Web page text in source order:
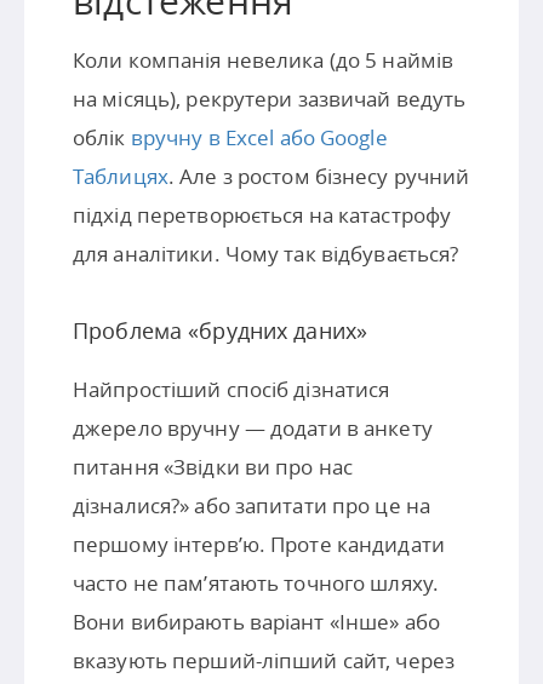
Коли компанія невелика (до 5 наймів
на місяць), рекрутери зазвичай ведуть
облік вручну в Excel або Google
Таблицях. Але з ростом бізнесу ручний
підхід перетворюється на катастрофу
для аналітики. Чому так відбувається?
Проблема «брудних даних»
Найпростіший спосіб дізнатися
джерело вручну — додати в анкету
питання «Звідки ви про нас
дізналися?» або запитати про це на
першому інтерв’ю. Проте кандидати
часто не пам’ятають точного шляху.
Вони вибирають варіант «Інше» або
вказують перший-ліпший сайт, через